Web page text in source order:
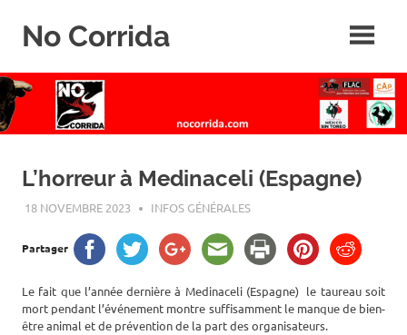
No Corrida
de
la
corrida
L’horreur à Medinaceli (Espagne)
18 NOVEMBRE 2023 ROGER LAHANA
INFOS GÉNÉRALES
Partager
Le fait que l’année dernière à Medinaceli (Espagne) le taureau soit
mort pendant l’événement montre suffisamment le manque de bien-
être animal et de prévention de la part des organisateurs.